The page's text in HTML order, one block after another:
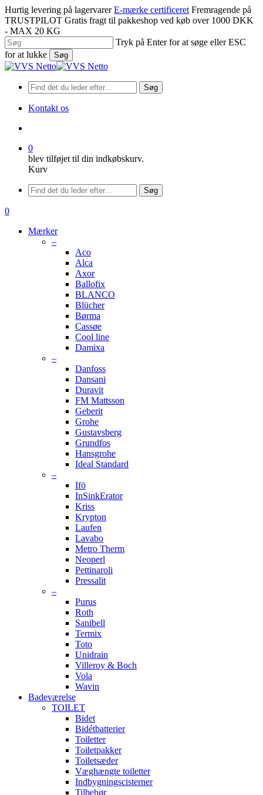
Spring
til
hovedindhold
Hurtig levering på lagervarer E-mærke certificeret Fremragende på
TRUSTPILOT Gratis fragt til pakkeshop ved køb over 1000 DKK
- MAX 20 KG
Tryk på Enter for at søge eller ESC
for at lukke
Søg
Luk
Søg
Kontakt os
0
blev tilføjet til din indkøbskurv.
Kurv
Menu
Søg
søge
0
Mærker
–
Aco
Alca
Axor
Ballofix
BLANCO
Blücher
Børma
Cassøe
Cool line
Damixa
–
Danfoss
Dansani
Duravit
FM Mattsson
Geberit
Grohe
Gustavsberg
Grundfos
Hansgrohe
Ideal Standard
–
Ifö
InSinkErator
Kriss
Krypton
Laufen
Lavabo
Metro Therm
Neoperl
Pettinaroli
Pressalit
–
Purus
Roth
Sanibell
Termix
Toto
Unidrain
Villeroy & Boch
Vola
Wavin
Badeværelse
TOILET
Bidet
Bidétbatterier
Toiletter
Toiletpakker
Toiletsæder
Væghængte toiletter
Indbygningscisterner
Tilbehør